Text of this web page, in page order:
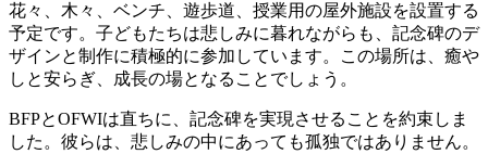
花々、木々、ベンチ、遊歩道、授業用の屋外施設を設置する
予定です。子どもたちは悲しみに暮れながらも、記念碑のデ
ザインと制作に積極的に参加しています。この場所は、癒や
しと安らぎ、成長の場となることでしょう。
BFPとOFWIは直ちに、記念碑を実現させることを約束しま
した。彼らは、悲しみの中にあっても孤独ではありません。